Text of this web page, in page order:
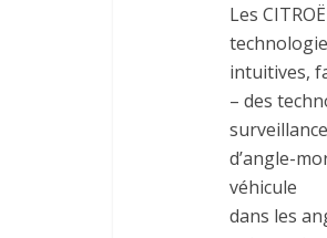
Les
intuitives,
– des
surveillance
d’angle-
véhicule
dans les